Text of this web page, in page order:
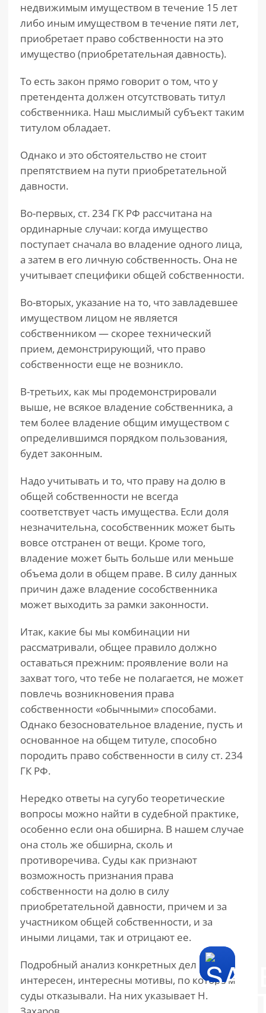
недвижимым имуществом в течение 15 лет
либо иным имуществом в течение пяти лет,
приобретает право собственности на это
имущество (приобретательная давность).
То есть закон прямо говорит о том, что у
претендента должен отсутствовать титул
собственника. Наш мыслимый субъект таким
титулом обладает.
Однако и это обстоятельство не стоит
препятствием на пути приобретательной
давности.
Во-первых, ст. 234 ГК РФ рассчитана на
ординарные случаи: когда имущество
поступает сначала во владение одного лица,
а затем в его личную собственность. Она не
учитывает специфики общей собственности.
Во-вторых, указание на то, что завладевшее
имуществом лицом не является
собственником — скорее технический
прием, демонстрирующий, что право
собственности еще не возникло.
В-третьих, как мы продемонстрировали
выше, не всякое владение собственника, а
тем более владение общим имуществом с
определившимся порядком пользования,
будет законным.
Надо учитывать и то, что праву на долю в
общей собственности не всегда
соответствует часть имущества. Если доля
незначительна, сособственник может быть
вовсе отстранен от вещи. Кроме того,
владение может быть больше или меньше
объема доли в общем праве. В силу данных
причин даже владение сособственника
может выходить за рамки законности.
Итак, какие бы мы комбинации ни
рассматривали, общее правило должно
оставаться прежним: проявление воли на
захват того, что тебе не полагается, не может
повлечь возникновения права
собственности «обычными» способами.
Однако безосновательное владение, пусть и
основанное на общем титуле, способно
породить право собственности в силу ст. 234
ГК РФ.
Нередко ответы на сугубо теоретические
вопросы можно найти в судебной практике,
особенно если она обширна. В нашем случае
она столь же обширна, сколь и
противоречива. Суды как признают
возможность признания права
собственности на долю в силу
приобретательной давности, причем и за
участником общей собственности, и за
иными лицами, так и отрицают ее.
Подробный анализ конкретных дел нам не
интересен, интересны мотивы, по которым
суды отказывали. На них указывает Н.